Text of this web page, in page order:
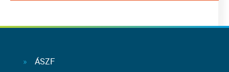
ÁSZF